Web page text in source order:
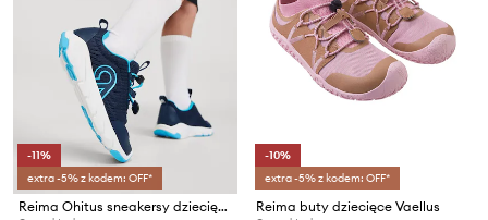
-11%
extra -5% z kodem: OFF*
Reima Ohitus sneakersy dziecięce
-10%
extra -5% z kodem: OFF*
Reima buty dziecięce Vaellus